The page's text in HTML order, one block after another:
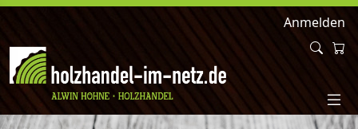
Anmelden